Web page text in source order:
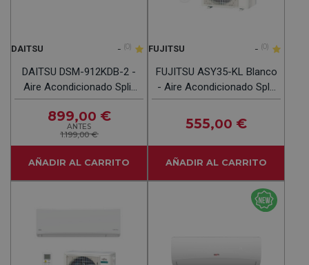
DAITSU - (0)
DAITSU DSM-912KDB-2 -
Aire Acondicionado Split
2150 2750 Frig
899,00 €
ANTES
1.199,00 €
AÑADIR AL CARRITO
FUJITSU - (0)
FUJITSU ASY35-KL Blanco
- Aire Acondicionado Split
2924 Frig Y 2924 Kcal
555,00 €
AÑADIR AL CARRITO